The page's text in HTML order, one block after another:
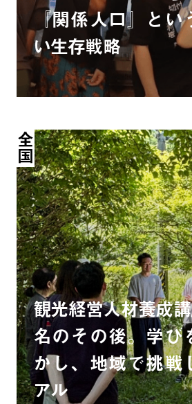
『関係人口』と
い生存戦略
全国
観光経営人材養成
名のその後。学び
かし、地域で挑戦
アル